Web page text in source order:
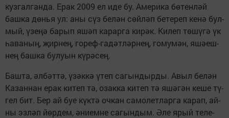
куз­гал­ган­да. Ерак 2009 ел иде бу. Аме­ри­ка бө­тен­ләй
баш­ка дөнья ул: аны сүз бе­лән сөй­ләп бе­те­реп ке­нә бул­
мый, үзе­ңә ба­рып яшәп ка­рар­га ки­рәк. Ки­леп тө­шү­гә үк
һа­ва­ның, җир­нең, го­реф-га­дәт­ләр­нең, го­му­мән, яшә­еш­
нең баш­ка бу­лу­ын кү­рә­сең.
Баш­та, әл­бәт­тә, үзәк­кә үтеп са­гын­дыр­ды. Авыл бе­лән
Ка­зан­нан ерак ки­теп тә, озак­ка ки­теп тә яшә­гән ке­ше тү­
гел бит. Бер ай буе күк­тә оч­кан са­мо­лет­лар­га ка­рап, ай­
ны эз­ләп йөр­дем, әни­ем­не са­гын­дым. Әле ярый те­ле­